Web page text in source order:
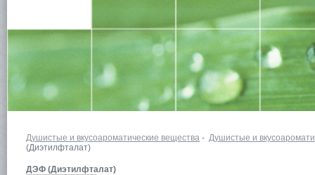
Душистые и вкусоароматические вещества - Душистые и
(Диэтилфталат)
ДЭФ (Диэтилфталат)